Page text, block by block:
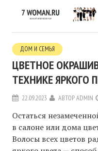
ДОМ И СЕМЬЯ
ЦВЕТНОЕ
ТЕХНИКЕ ЯРКОГО
22.09.2023 АВТОРADMIN
Остаться
в салоне или дома
Волосы всех цветов